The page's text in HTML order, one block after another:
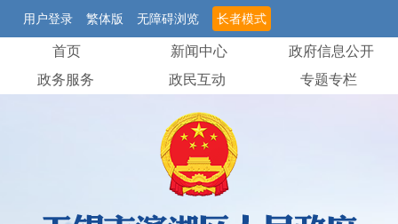
用户登录 繁体版 无障碍浏览 长者模式
首页 新闻中心
政府信息公开
政务服务
政民互动 专题专栏